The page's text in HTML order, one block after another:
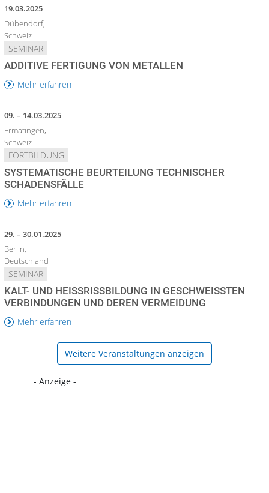
19.03.2025
Dübendorf,
Schweiz
SEMINAR
ADDITIVE FERTIGUNG VON METALLEN
Mehr erfahren
09. – 14.03.2025
Ermatingen,
Schweiz
FORTBILDUNG
SYSTEMATISCHE BEURTEILUNG TECHNISCHER
SCHADENSFÄLLE
Mehr erfahren
29. – 30.01.2025
Berlin,
Deutschland
SEMINAR
KALT- UND HEISSRISSBILDUNG IN GESCHWEISSTEN VE
RBINDUNGEN UND DEREN VERMEIDUNG
Mehr erfahren
Weitere Veranstaltungen anzeigen
- Anzeige -